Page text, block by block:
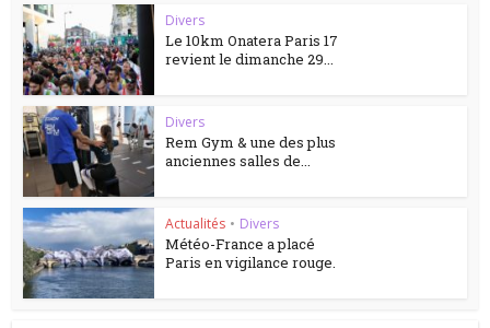
Divers
Le 10km Onatera Paris 17
revient le dimanche 29...
Divers
Rem Gym & une des plus
anciennes salles de...
Actualités • Divers
Météo-France a placé
Paris en vigilance rouge.